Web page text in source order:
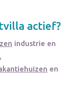
actief?
industrie en
,
en